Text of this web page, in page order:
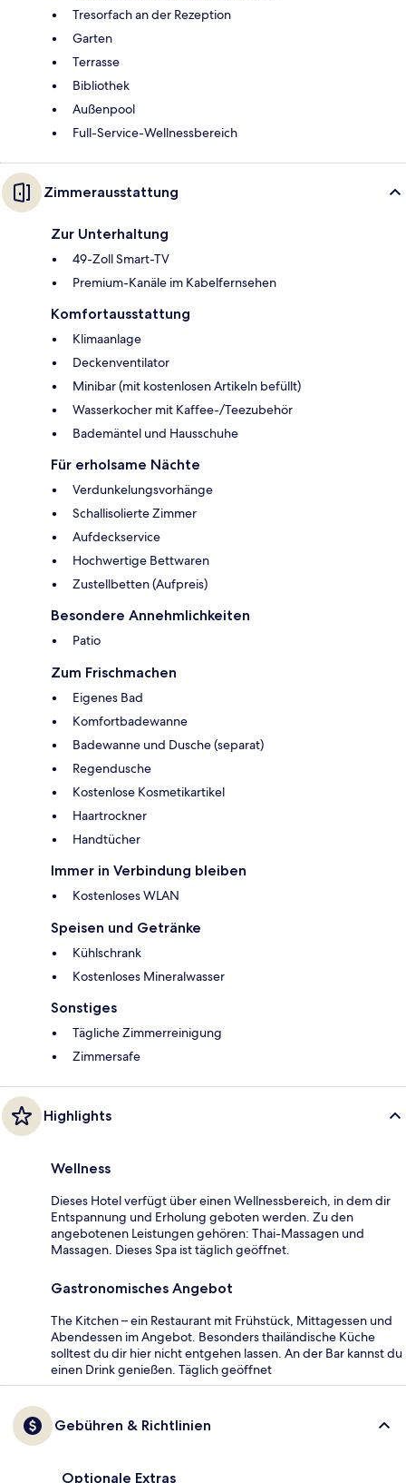
Tresorfach an der Rezeption
Garten
Terrasse
Bibliothek
Außenpool
Full-Service-Wellnessbereich
Zimmerausstattung
Zur Unterhaltung
49-Zoll Smart-TV
Premium-Kanäle im Kabelfernsehen
Komfortausstattung
Klimaanlage
Deckenventilator
Minibar (mit kostenlosen Artikeln befüllt)
Wasserkocher mit Kaffee-/Teezubehör
Bademäntel und Hausschuhe
Für erholsame Nächte
Verdunkelungsvorhänge
Schallisolierte Zimmer
Aufdeckservice
Hochwertige Bettwaren
Zustellbetten (Aufpreis)
Besondere Annehmlichkeiten
Patio
Zum Frischmachen
Eigenes Bad
Komfortbadewanne
Badewanne und Dusche (separat)
Regendusche
Kostenlose Kosmetikartikel
Haartrockner
Handtücher
Immer in Verbindung bleiben
Kostenloses WLAN
Speisen und Getränke
Kühlschrank
Kostenloses Mineralwasser
Sonstiges
Tägliche Zimmerreinigung
Zimmersafe
Highlights
Wellness
Dieses Hotel verfügt über einen Wellnessbereich, in dem dir
Entspannung und Erholung geboten werden. Zu den
angebotenen Leistungen gehören: Thai-Massagen und
Massagen. Dieses Spa ist täglich geöffnet.
Gastronomisches Angebot
The Kitchen – ein Restaurant mit Frühstück, Mittagessen und
Abendessen im Angebot. Besonders thailändische Küche
solltest du dir hier nicht entgehen lassen. An der Bar kannst du
einen Drink genießen. Täglich geöffnet
Gebühren & Richtlinien
Optionale Extras